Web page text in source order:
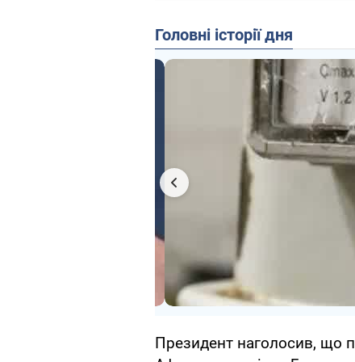
Головні історії дня
Президент наголосив, що